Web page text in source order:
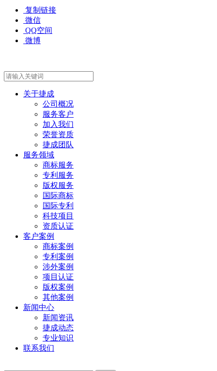
复制链接
微信
QQ空间
微博
关于捷成
公司概况
服务客户
加入我们
荣誉资质
捷成团队
服务领域
商标服务
专利服务
版权服务
国际商标
国际专利
科技项目
资质认证
客户案例
商标案例
专利案例
涉外案例
项目认证
版权案例
其他案例
新闻中心
新闻资讯
捷成动态
专业知识
联系我们